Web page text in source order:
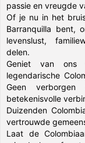
passie en vreugde
Of je nu in het
Barranquilla bent,
levenslust,
delen.
Geniet van ons
legendarische
Geen
betekenisvolle
Duizenden
vertrouwde
Laat de